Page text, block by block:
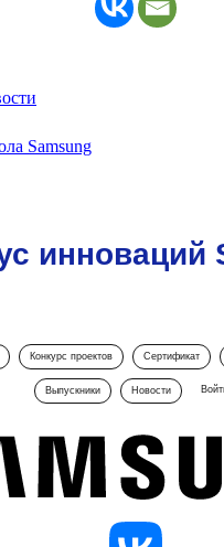
Samsung
инноваций
Конкурс проектов Сертификат
Выпускники Новости